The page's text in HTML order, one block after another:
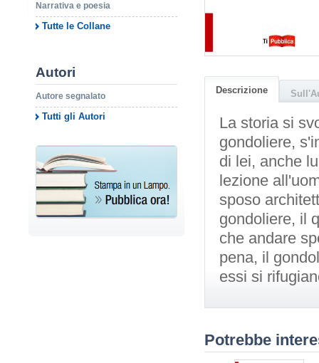
Narrativa e poesia
Tutte le Collane
Autori
Autore segnalato
Tutti gli Autori
Descrizione
La storia si
gondoliere,
di lei, anche
lezione
sposo
gondoliere, il
che andare
pena, il
essi si
Potrebbe